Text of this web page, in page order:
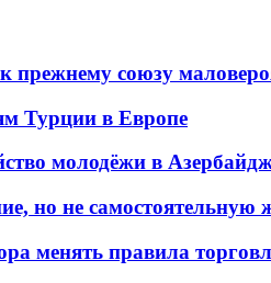
прежнему союзу
Турции в Европе
молодёжи в
но не самостоятельную
менять правила